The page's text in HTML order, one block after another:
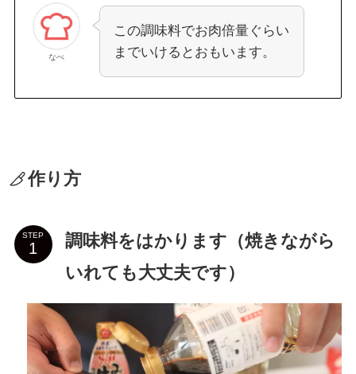
なべ
この調味料でお肉倍量ぐらい
までいけるとおもいます。
作り方
STEP
調味料をはかります（焼きながら
いれても大丈夫です）